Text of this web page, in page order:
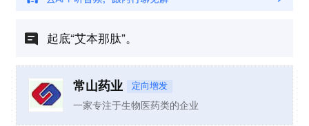
起底“艾本那肽”。
常山药业 定向增发
一家专注于生物医药类的企业